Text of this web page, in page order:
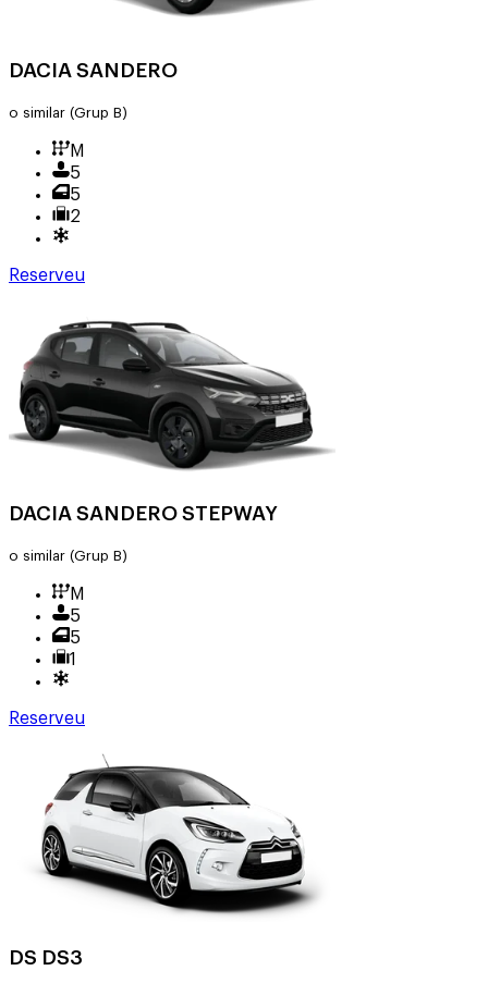
DACIA SANDERO
o similar (Grup B)
M
5
5
2
Reserveu
DACIA SANDERO STEPWAY
o similar (Grup B)
M
5
5
1
Reserveu
DS DS3